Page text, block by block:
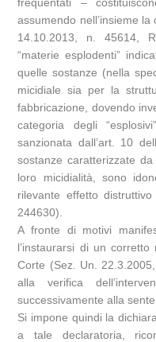
assumendo nell’insieme
14.10.2013, n. 45614,
“materie esplodenti”
quelle sostanze (nella
micidiale sia per la
fabbricazione, dovendo
categoria degli
sanzionata dall’art. 10
sostanze caratterizzate
loro micidialità, sono
rilevante effetto
244630).
A fronte di motivi
l’instaurarsi di un
Corte (Sez. Un.
alla verifica
successivamente alla
Si impone quindi la
a tale declaratoria,